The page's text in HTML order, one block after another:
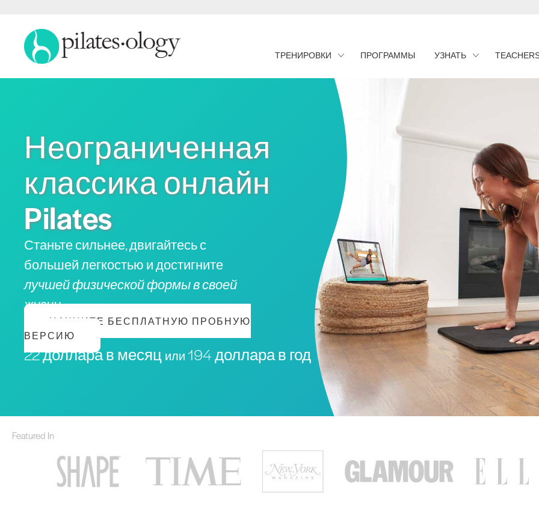
ТРЕНИРОВКИ ПРОГРАММЫ УЗНАТЬ
Неограниченная
классика онлайн
Pilates
Станьте сильнее, двигайтесь с
большей легкостью и достигните
лучшей физической формы в своей
жизни
НАЧНИТЕ БЕСПЛАТНУЮ ПРОБНУЮ
ВЕРСИЮ
22 доллара в месяц или 194 доллара в год
Featured In